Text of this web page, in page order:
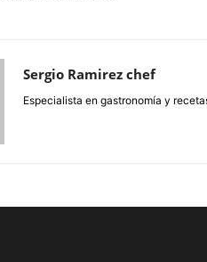
Sergio Ramirez chef
Especialista en gastronomía y